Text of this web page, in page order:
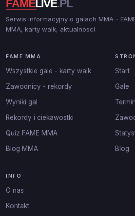
Serwis informacyjny o galach MMA -
MMA, karty walk, aktualnosci
FAME MMA
Wszystkie gale - karty walk
Zawodnicy - rekordy
Wyniki gal
Rekordy i ciekawostki
Quiz FAME MMA
Blog MMA
Start
Gale
Blog
INFO
O nas
Kontakt